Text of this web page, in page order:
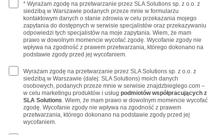
* Wyrażam zgodę na przetwarzanie przez SLA Solutions sp. z o.o. z
siedzibą w Warszawie podanych przeze mnie w formularzu
kontaktowym danych o stanie zdrowia w celu przekazania mojego
zapytania do dostępnych w serwisie specjalistów oraz przekazywaniu
odpowiedzi tych specjalistów na moje zapytania. Wiem, że mam
prawo w dowolnym momencie wycofać zgodę. Wycofanie zgody nie
wpływa na zgodność z prawem przetwarzania, którego dokonano na
podstawie zgody przed jej wycofaniem.
Wyrażam zgodę na przetwarzanie przez SLA Solutions sp. z o.o. z
siedzibą w Warszawie (dalej: SLA Solutions) moich danych
osobowych, podanych przeze mnie w serwisie znajdzbieglego.com –
w celu marketingu produktów i usług podmiotów współpracujących z
SLA Solutions. Wiem, że mam prawo w dowolnym momencie wycofać
zgodę. Wycofanie zgody nie wpływa na zgodność z prawem
przetwarzania, którego dokonano na podstawie zgody przed jej
wycofaniem.